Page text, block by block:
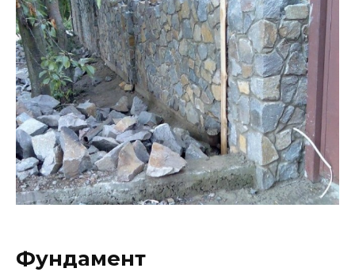
Фундамент